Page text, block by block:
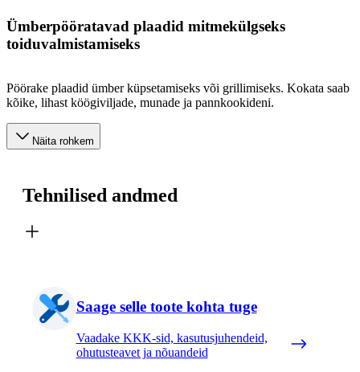
Ümberpööratavad plaadid mitmekülgseks
toiduvalmistamiseks
Pöörake plaadid ümber küpsetamiseks või grillimiseks. Kokata saab
kõike, lihast köögiviljade, munade ja pannkookideni.
Näita rohkem
Tehnilised andmed
Saage selle toote kohta tuge
Vaadake KKK-sid, kasutusjuhendeid,
ohutusteavet ja nõuandeid